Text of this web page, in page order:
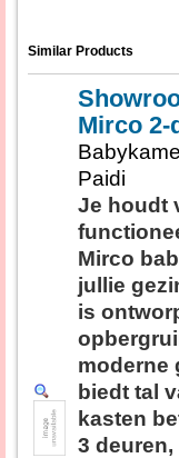
Similar Products
Mirco 2-
Paidi
Je houdt
Mirco
jullie
is
moderne
biedt tal
kasten
3